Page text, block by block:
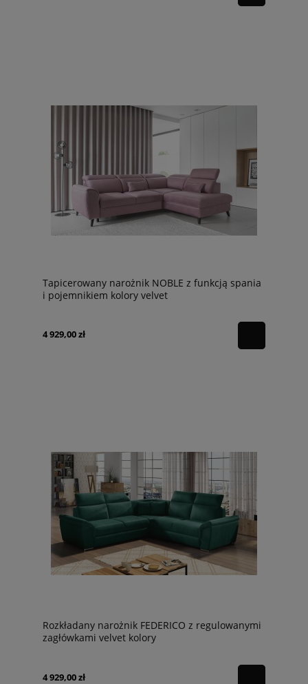
Tapicerowany narożnik NOBLE z funkcją spania
i pojemnikiem kolory velvet
4 929,00 zł
Rozkładany narożnik FEDERICO z regulowanymi
zagłówkami velvet kolory
4 929,00 zł